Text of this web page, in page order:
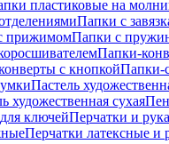
пластиковые на
Папки с
прижимомПапки с
Папки-
с кнопкойПапки-
Пастель
художественная сухая
ключейПерчатки и
Перчатки латексные и